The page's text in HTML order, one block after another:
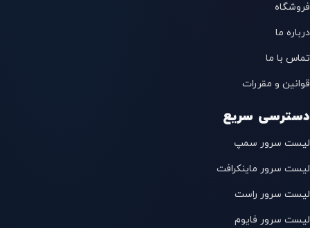
فروشگاه
درباره ما
تماس با ما
قوانین و مقررات
دسترسی سریع
لیست سرور سمپ
لیست سرور ماینکرافت
لیست سرور راست
لیست سرور فایوم